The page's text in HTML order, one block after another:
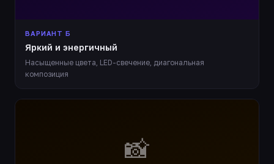
ВАРИАНТ Б
Яркий и энергичный
Насыщенные цвета, LED-свечение, диагональная
композиция
📸